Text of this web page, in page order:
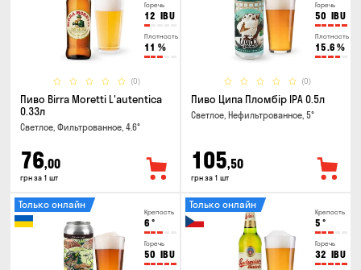
Горечь
12 IBU
Плотность
11 %
(0)
Пиво Birra Moretti L'autentica
0.33л
Светлое, Фильтрованное, 4.6°
76,00
грн за 1 шт
Горечь
50 IBU
Плотность
15.6 %
(0)
Пиво Ципа Пломбір IPA 0.5л
Светлое, Нефильтрованное, 5°
105,50
грн за 1 шт
Крепость
6 °
Горечь
50 IBU
Только онлайн
Крепость
5 °
Горечь
32 IBU
Только онлайн